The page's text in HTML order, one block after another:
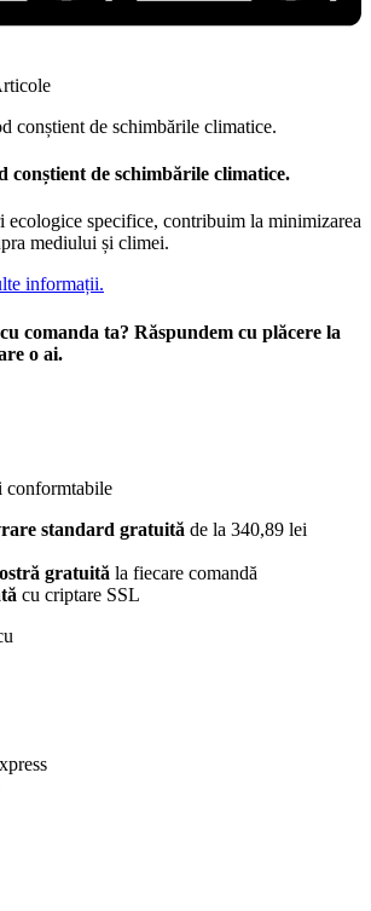
de schimbările climatice.
ecologice specifice, contribuim la minimizarea
mediului și climei.
informații.
comanda ta? Răspundem cu plăcere la
o ai.
conformtabile
standard gratuită de la 340,89 lei
gratuită la fiecare comandă
cu criptare SSL